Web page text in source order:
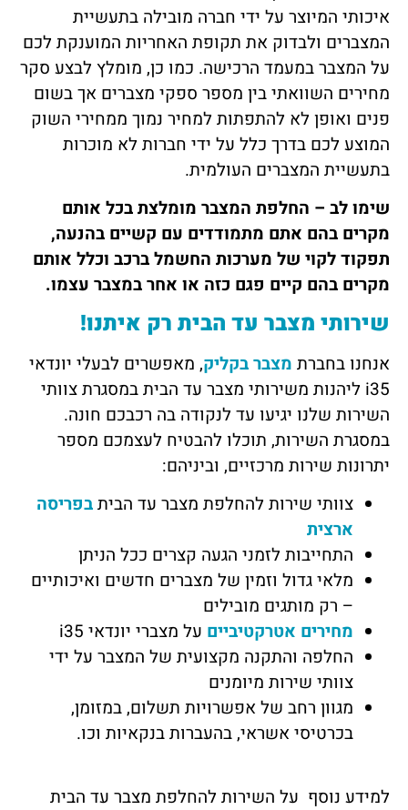
איכותי המיוצר על ידי חברה מובילה בתעשיית
המצברים ולבדוק את תקופת האחריות המוענקת לכם
על המצבר במעמד הרכישה. כמו כן, מומלץ לבצע סקר
מחירים השוואתי בין מספר ספקי מצברים אך בשום
פנים ואופן לא להתפתות למחיר נמוך ממחירי השוק
המוצע לכם בדרך כלל על ידי חברות לא מוכרות
בתעשיית המצברים העולמית.
שימו לב – החלפת המצבר מומלצת בכל אותם
מקרים בהם אתם מתמודדים עם קשיים בהנעה,
תפקוד לקוי של מערכות החשמל ברכב וכלל אותם
מקרים בהם קיים פגם כזה או אחר במצבר עצמו.
שירותי מצבר עד הבית רק איתנו!
אנחנו בחברת מצבר בקליק, מאפשרים לבעלי יונדאי
i 35 ליהנות משירותי מצבר עד הבית במסגרת צוותי
השירות שלנו יגיעו עד לנקודה בה רכבכם חונה.
במסגרת השירות, תוכלו להבטיח לעצמכם מספר
יתרונות שירות מרכזיים, וביניהם:
צוותי שירות להחלפת מצבר עד הביתבפריסה
ארצית
התחייבות לזמני הגעה קצרים ככל הניתן
מלאי גדול וזמין של מצברים חדשים ואיכותיים
– רק מותגים מובילים
מחירים אטרקטיביים על מצברי יונדאי i35
החלפה והתקנה מקצועית של המצבר על ידי
צוותי שירות מיומנים
מגוון רחב של אפשרויות תשלום, במזומן,
בכרטיסי אשראי, בהעברות בנקאיות וכו.
למידע נוסף על השירות להחלפת מצבר עד הבית